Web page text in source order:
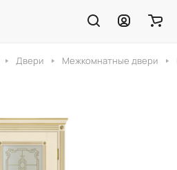
Двери Межкомнатные двери